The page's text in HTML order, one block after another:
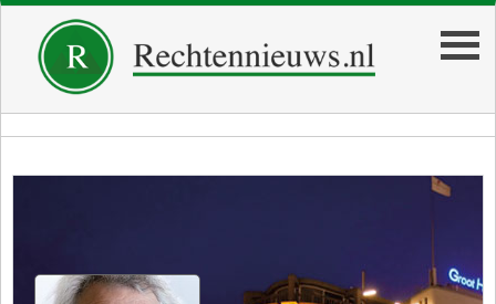
Ybo Buruma